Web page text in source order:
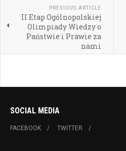
PREVIOUS ARTICLE
II Etap Ogólnopolskiej
Olimpiady Wiedzy o
Państwie i Prawie za
nami
SOCIAL MEDIA
FACEBOOK TWITTER